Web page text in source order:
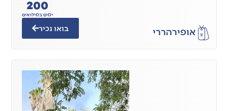
אופירהררי
ימים במילואים
200
בואו נכיר